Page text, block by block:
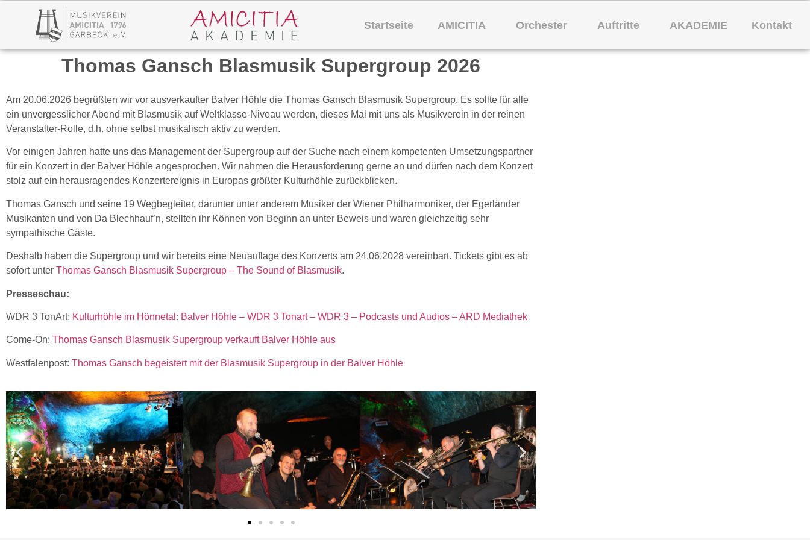
Startseite AMICITIA Orchester Auftritte AKADEMIE Kontakt
Thomas Gansch Blasmusik Supergroup 2026
Am 20.06.2026 begrüßten wir vor ausverkaufter Balver Höhle die Thomas Gansch Blasmusik Supergroup. Es sollte für alle
ein unvergesslicher Abend mit Blasmusik auf Weltklasse-Niveau werden, dieses Mal mit uns als Musikverein in der reinen
Veranstalter-Rolle, d.h. ohne selbst musikalisch aktiv zu werden.
Vor einigen Jahren hatte uns das Management der Supergroup auf der Suche nach einem kompetenten Umsetzungspartner
für ein Konzert in der Balver Höhle angesprochen. Wir nahmen die Herausforderung gerne an und dürfen nach dem Konzert
stolz auf ein herausragendes Konzertereignis in Europas größter Kulturhöhle zurückblicken.
Thomas Gansch und seine 19 Wegbegleiter, darunter unter anderem Musiker der Wiener Philharmoniker, der Egerländer
Musikanten und von Da Blechhauf’n, stellten ihr Können von Beginn an unter Beweis und waren gleichzeitig sehr
sympathische Gäste.
Deshalb haben die Supergroup und wir bereits eine Neuauflage des Konzerts am 24.06.2028 vereinbart. Tickets gibt es ab
sofort unter Thomas Gansch Blasmusik Supergroup – The Sound of Blasmusik.
Presseschau:
WDR 3 TonArt: Kulturhöhle im Hönnetal: Balver Höhle – WDR 3 Tonart – WDR 3 – Podcasts und Audios – ARD Mediathek
Come-On: Thomas Gansch Blasmusik Supergroup verkauft Balver Höhle aus
Westfalenpost: Thomas Gansch begeistert mit der Blasmusik Supergroup in der Balver Höhle